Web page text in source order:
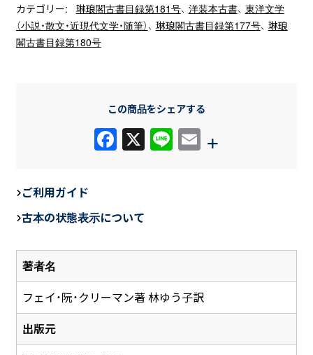
カテゴリー:
琳琅閣古書目録第181号、 洋装本古書、 東洋文学
（小説・散文・近現代文学・随筆） 、 琳琅閣古書目録第177号、 琳琅
閣古書目録第180号
著者名
フェイ・阮・クリーマン著 林ゆう子訳
出版元
この商品をシェアする
F
e
b
o
o
k
X Li E
+
ご利用ガイド
古本の状態表示について